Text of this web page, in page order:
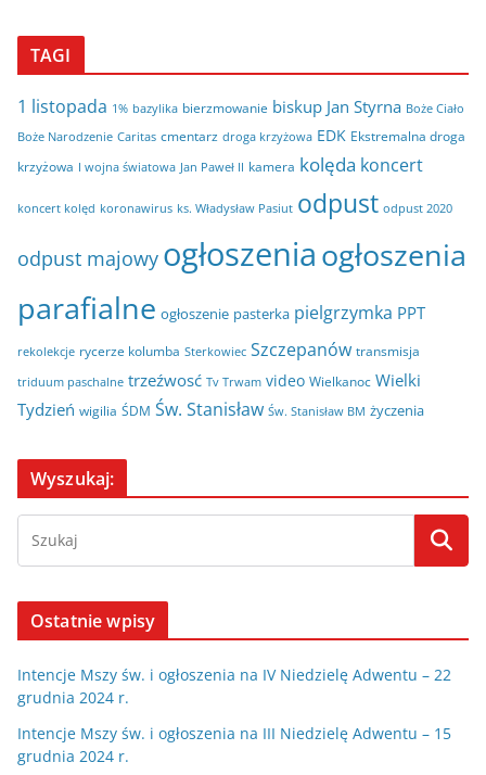
TAGI
1 listopada 1% bazylika bierzmowanie biskup Jan Styrna Boże Ciało
Boże Narodzenie Caritas cmentarz droga krzyżowa EDK Ekstremalna droga
krzyżowa I wojna światowa Jan Paweł II kamera kolęda koncert
koncert kolęd koronawirus ks. Władysław Pasiut odpust odpust 2020
odpust majowy ogłoszeniaogłoszenia
parafialne ogłoszenie pasterka pielgrzymka PPT
rekolekcje rycerze kolumba Sterkowiec Szczepanów transmisja
triduum paschalne trzeźwosć Tv Trwam video Wielkanoc Wielki
Tydzień wigilia ŚDM Św. Stanisław Św. Stanisław BM życzenia
Wyszukaj:
Ostatnie wpisy
Intencje Mszy św. i ogłoszenia na IV Niedzielę Adwentu – 22
grudnia 2024 r.
Intencje Mszy św. i ogłoszenia na III Niedzielę Adwentu – 15
grudnia 2024 r.